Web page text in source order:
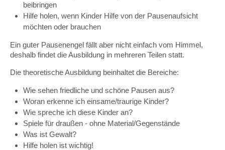
beibringen
Hilfe holen, wenn Kinder Hilfe von der Pausenaufsicht
möchten oder brauchen
Ein guter Pausenengel fällt aber nicht einfach vom Himmel,
deshalb findet die Ausbildung in mehreren Teilen statt.
Die theoretische Ausbildung beinhaltet die Bereiche:
Wie sehen friedliche und schöne Pausen aus?
Woran erkenne ich einsame/traurige Kinder?
Wie spreche ich diese Kinder an?
Spiele für draußen - ohne Material/Gegenstände
Was ist Gewalt?
Hilfe holen ist wichtig!